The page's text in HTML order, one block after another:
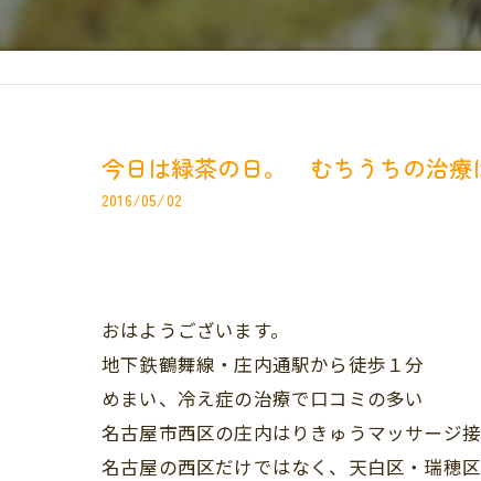
今日は緑茶の日。 むちうちの治療
2016/05/02
おはようございます。
地下鉄鶴舞線・庄内通駅から徒歩１分
めまい、冷え症の治療で口コミの多い
名古屋市西区の庄内はりきゅうマッサージ接
名古屋の西区だけではなく、天白区・瑞穂